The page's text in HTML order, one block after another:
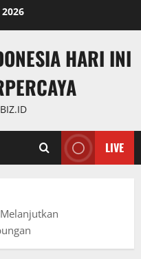
HARI INI
LIVE